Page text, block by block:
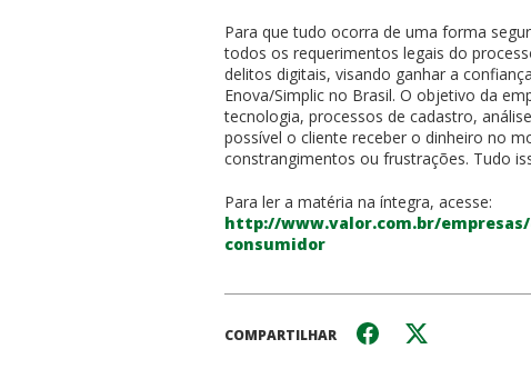
Para que tudo ocorra de uma forma
todos os requerimentos legais do
delitos digitais, visando ganhar a
Enova/Simplic no Brasil. O objetivo da
tecnologia, processos de cadastro,
possível o cliente receber o dinheiro no
constrangimentos ou frustrações. Tudo
Para ler a matéria na íntegra, acesse:
http://www.valor.com.br/
consumidor
COMPARTILHAR